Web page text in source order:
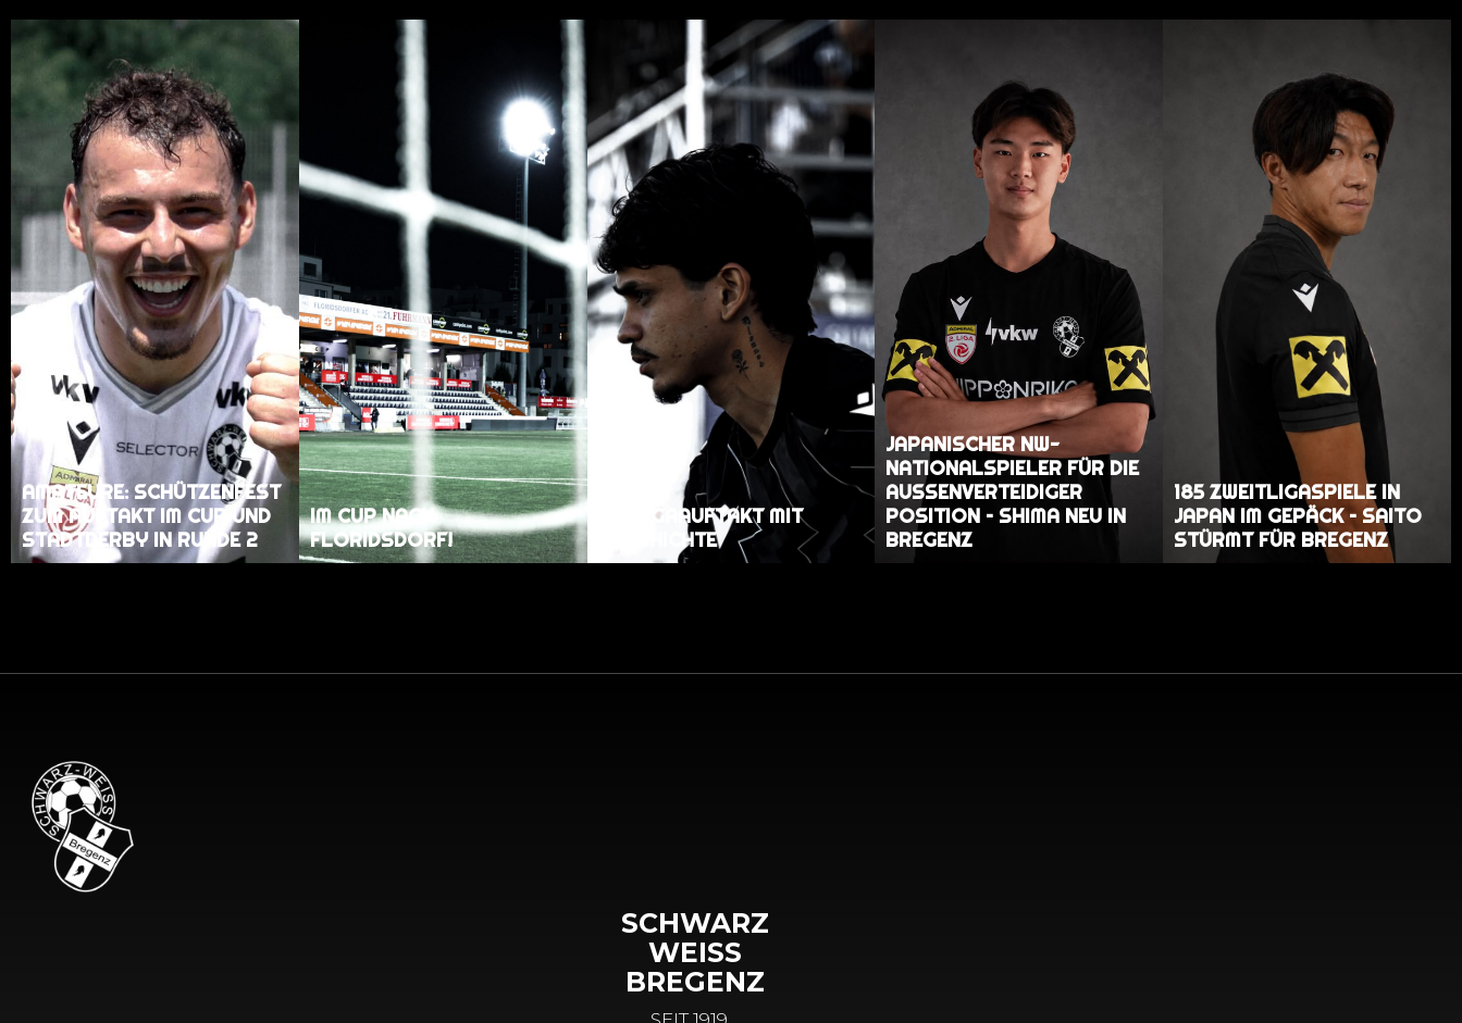
AMATEURE: SCHÜTZENFEST
ZUM AUFTAKT IM CUP UND
STADTDERBY IN RUNDE 2
IM CUP NACH
FLORIDSDORF!
EIN LIGAAUFTAKT MIT
GESCHICHTE
JAPANISCHER NW-
NATIONALSPIELER FÜR DIE
AUSSENVERTEIDIGER P
OSITION – SHIMA NEU IN B
REGENZ
185 ZWEITLIGASPIELE IN
JAPAN IM GEPÄCK – SAITO
STÜRMT FÜR BREGENZ
SCHWARZ
WEISS
BREGENZ